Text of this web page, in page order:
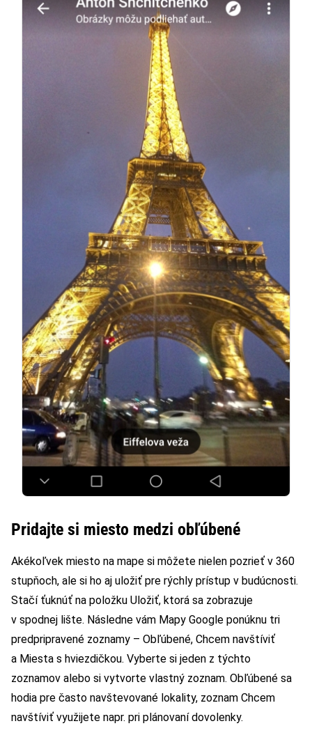
Pridajte si miesto medzi obľúbené
Akékoľvek miesto na mape si môžete nielen pozrieť v 360
stupňoch, ale si ho aj uložiť pre rýchly prístup v budúcnosti.
Stačí ťuknúť na položku Uložiť, ktorá sa zobrazuje
v spodnej lište. Následne vám Mapy Google ponúknu tri
predpripravené zoznamy – Obľúbené, Chcem navštíviť
a Miesta s hviezdičkou. Vyberte si jeden z týchto
zoznamov alebo si vytvorte vlastný zoznam. Obľúbené sa
hodia pre často navštevované lokality, zoznam Chcem
navštíviť využijete napr. pri plánovaní dovolenky.